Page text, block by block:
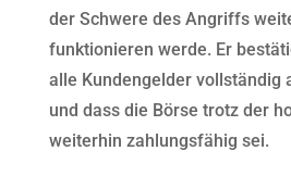
der Schwere des Angriffs
funktionieren werde. Er
alle Kundengelder vollständig
und dass die Börse trotz der
weiterhin zahlungsfähig sei.